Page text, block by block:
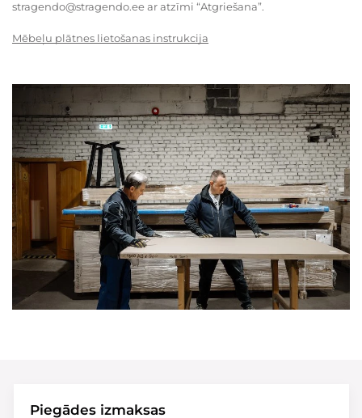
stragendo@stragendo.ee ar atzīmi “Atgriešana”.
Mēbeļu plātnes lietošanas instrukcija
Piegādes izmaksas